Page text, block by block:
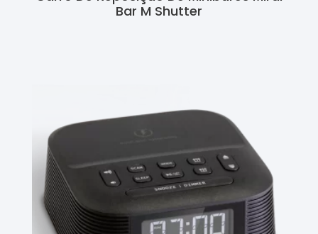
Bar M Shutter